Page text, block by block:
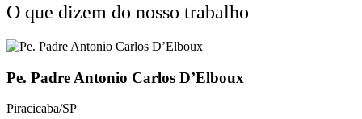
O que dizem do nosso trabalho
Pe. Padre Antonio Carlos D’Elboux
Piracicaba/SP